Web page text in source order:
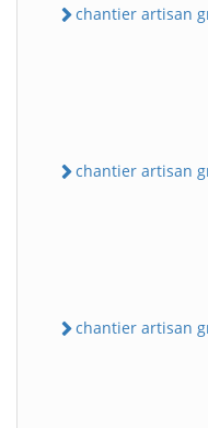
chantier artisan
chantier artisan
chantier artisan